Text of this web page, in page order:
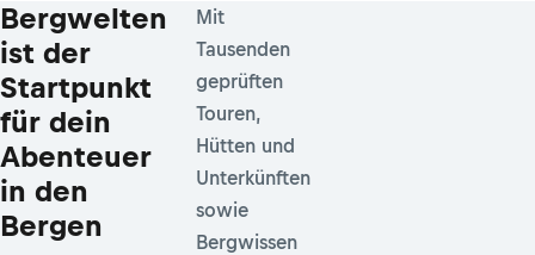
Bergwelten
ist der
Startpunkt
für dein
Abenteuer
in den
Bergen
Mit
Tausenden
geprüften
Touren,
Hütten und
Unterkünften
sowie
Bergwissen